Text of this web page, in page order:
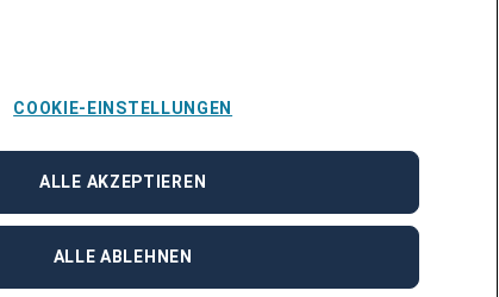
COOKIE-EINSTELLUNGEN
ALLE ABLEHNEN
ALLE AKZEPTIEREN